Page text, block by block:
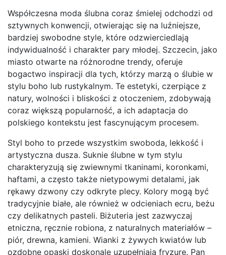
Współczesna moda ślubna coraz śmielej odchodzi od
sztywnych konwencji, otwierając się na luźniejsze,
bardziej swobodne style, które odzwierciedlają
indywidualność i charakter pary młodej. Szczecin, jako
miasto otwarte na różnorodne trendy, oferuje
bogactwo inspiracji dla tych, którzy marzą o ślubie w
stylu boho lub rustykalnym. Te estetyki, czerpiące z
natury, wolności i bliskości z otoczeniem, zdobywają
coraz większą popularność, a ich adaptacja do
polskiego kontekstu jest fascynującym procesem.
Styl boho to przede wszystkim swoboda, lekkość i
artystyczna dusza. Suknie ślubne w tym stylu
charakteryzują się zwiewnymi tkaninami, koronkami,
haftami, a często także nietypowymi detalami, jak
rękawy dzwony czy odkryte plecy. Kolory mogą być
tradycyjnie białe, ale również w odcieniach ecru, beżu
czy delikatnych pasteli. Biżuteria jest zazwyczaj
etniczna, ręcznie robiona, z naturalnych materiałów –
piór, drewna, kamieni. Wianki z żywych kwiatów lub
ozdobne opaski doskonale uzupełniają fryzurę. Pan